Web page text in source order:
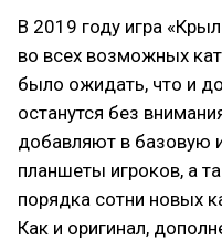
В 2019 году игра
во всех возможных
было ожидать, что и
останутся без
добавляют в базовую
планшеты игроков, а
порядка сотни новых
Как и оригинал,